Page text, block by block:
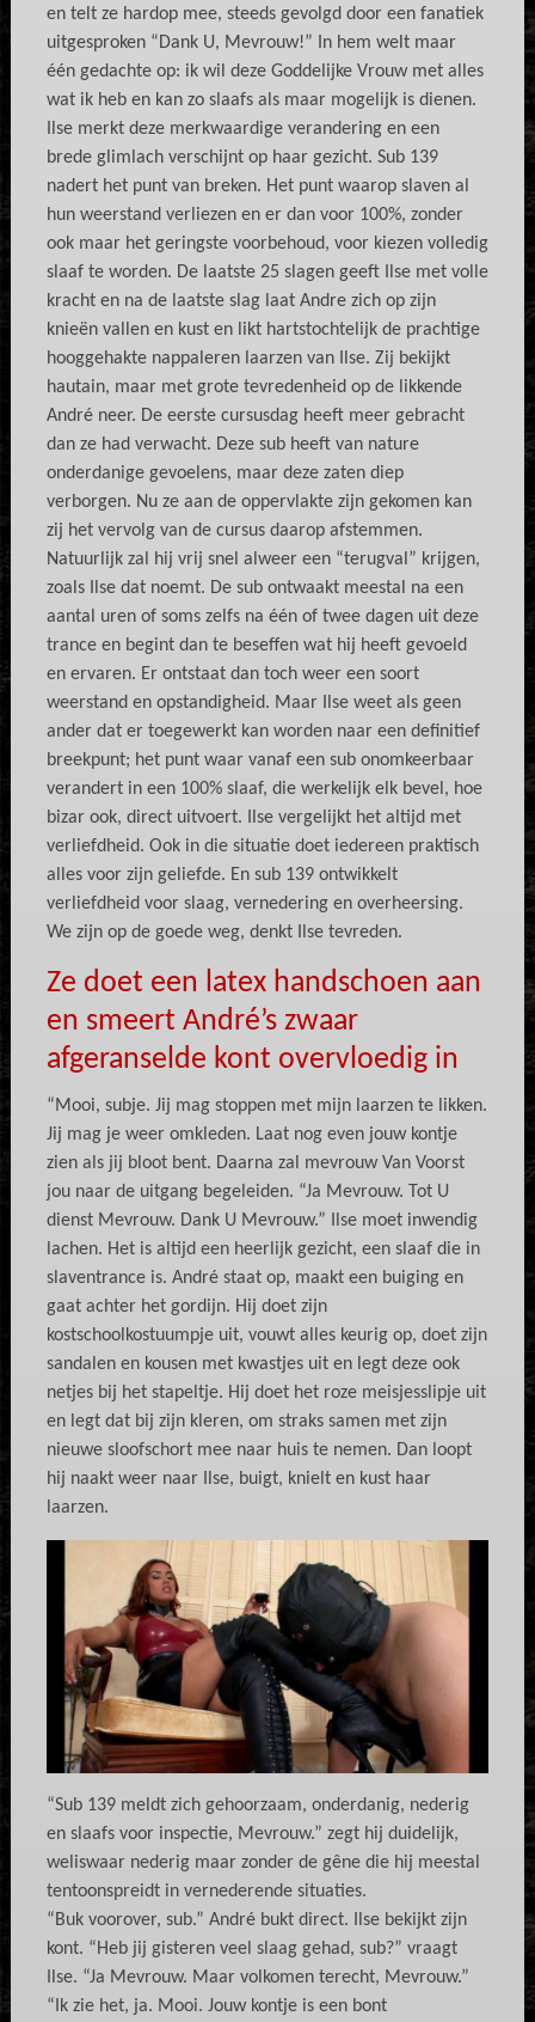
en telt ze hardop mee, steeds gevolgd door een fanatiek
uitgesproken “Dank U, Mevrouw!” In hem welt maar
één gedachte op: ik wil deze Goddelijke Vrouw met alles
wat ik heb en kan zo slaafs als maar mogelijk is dienen.
Ilse merkt deze merkwaardige verandering en een
brede glimlach verschijnt op haar gezicht. Sub 139
nadert het punt van breken. Het punt waarop slaven al
hun weerstand verliezen en er dan voor 100%, zonder
ook maar het geringste voorbehoud, voor kiezen volledig
slaaf te worden. De laatste 25 slagen geeft Ilse met volle
kracht en na de laatste slag laat Andre zich op zijn
knieën vallen en kust en likt hartstochtelijk de prachtige
hooggehakte nappaleren laarzen van Ilse. Zij bekijkt
hautain, maar met grote tevredenheid op de likkende
André neer. De eerste cursusdag heeft meer gebracht
dan ze had verwacht. Deze sub heeft van nature
onderdanige gevoelens, maar deze zaten diep
verborgen. Nu ze aan de oppervlakte zijn gekomen kan
zij het vervolg van de cursus daarop afstemmen.
Natuurlijk zal hij vrij snel alweer een “terugval” krijgen,
zoals Ilse dat noemt. De sub ontwaakt meestal na een
aantal uren of soms zelfs na één of twee dagen uit deze
trance en begint dan te beseffen wat hij heeft gevoeld
en ervaren. Er ontstaat dan toch weer een soort
weerstand en opstandigheid. Maar Ilse weet als geen
ander dat er toegewerkt kan worden naar een definitief
breekpunt; het punt waar vanaf een sub onomkeerbaar
verandert in een 100% slaaf, die werkelijk elk bevel, hoe
bizar ook, direct uitvoert. Ilse vergelijkt het altijd met
verliefdheid. Ook in die situatie doet iedereen praktisch
alles voor zijn geliefde. En sub 139 ontwikkelt
verliefdheid voor slaag, vernedering en overheersing.
We zijn op de goede weg, denkt Ilse tevreden.
Ze doet een latex handschoen aan
en smeert André’s zwaar
afgeranselde kont overvloedig in
“Mooi, subje. Jij mag stoppen met mijn laarzen te likken.
Jij mag je weer omkleden. Laat nog even jouw kontje
zien als jij bloot bent. Daarna zal mevrouw Van Voorst
jou naar de uitgang begeleiden. “Ja Mevrouw. Tot U
dienst Mevrouw. Dank U Mevrouw.” Ilse moet inwendig
lachen. Het is altijd een heerlijk gezicht, een slaaf die in
slaventrance is. André staat op, maakt een buiging en
gaat achter het gordijn. Hij doet zijn
kostschoolkostuumpje uit, vouwt alles keurig op, doet zijn
sandalen en kousen met kwastjes uit en legt deze ook
netjes bij het stapeltje. Hij doet het roze meisjesslipje uit
en legt dat bij zijn kleren, om straks samen met zijn
nieuwe sloofschort mee naar huis te nemen. Dan loopt
hij naakt weer naar Ilse, buigt, knielt en kust haar
laarzen.
“Sub 139 meldt zich gehoorzaam, onderdanig, nederig
en slaafs voor inspectie, Mevrouw.” zegt hij duidelijk,
weliswaar nederig maar zonder de gêne die hij meestal
tentoonspreidt in vernederende situaties.
“Buk voorover, sub.” André bukt direct. Ilse bekijkt zijn
kont. “Heb jij gisteren veel slaag gehad, sub?” vraagt
Ilse. “Ja Mevrouw. Maar volkomen terecht, Mevrouw.”
“Ik zie het, ja. Mooi. Jouw kontje is een bont